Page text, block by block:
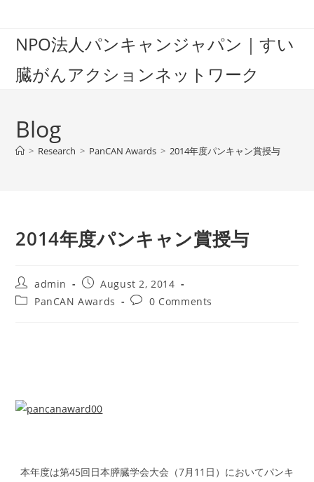
contentNPO法人パンキャンジャパン｜すい
臓がんアクションネットワーク
Blog
> Research > PanCAN Awards > 2014年度パンキャン賞授与
2014年度パンキャン賞授与
Post
author:
admin
Post
published:
August 2, 2014
PostPanCAN Awards
Post0 Comments
本年度は第45回日本膵臓学会大会（7月11日）においてパンキ